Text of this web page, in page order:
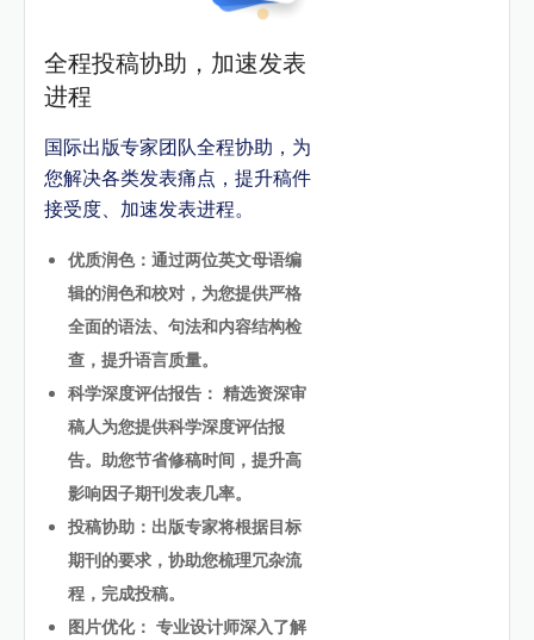
全程投稿协助，加速发表
进程
国际出版专家团队全程协助，为
您解决各类发表痛点，提升稿件
接受度、加速发表进程。
优质润色：通过两位英文母语编
辑的润色和校对，为您提供严格
全面的语法、句法和内容结构检
查，提升语言质量。
科学深度评估报告： 精选资深审
稿人为您提供科学深度评估报
告。助您节省修稿时间，提升高
影响因子期刊发表几率。
投稿协助：出版专家将根据目标
期刊的要求，协助您梳理冗杂流
程，完成投稿。
图片优化： 专业设计师深入了解